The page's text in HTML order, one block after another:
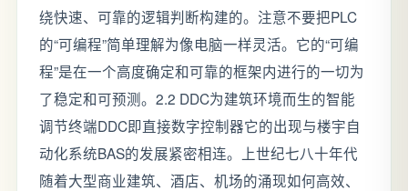
绕快速、可靠的逻辑判断构建的。注意不要把PLC
的“可编程”简单理解为像电脑一样灵活。它的“可编
程”是在一个高度确定和可靠的框架内进行的一切为
了稳定和可预测。2.2 DDC为建筑环境而生的智能
调节终端DDC即直接数字控制器它的出现与楼宇自
动化系统BAS的发展紧密相连。上世纪七八十年代
随着大型商业建筑、酒店、机场的涌现如何高效、